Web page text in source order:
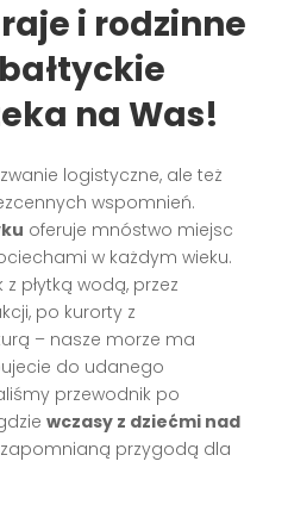
i rodzinne
na Was!
logistyczne, ale też
wspomnień.
oferuje mnóstwo miejsc
w każdym wieku.
płytką wodą, przez
po kurorty z
– nasze morze ma
do udanego
przewodnik po
wczasy z dziećmi nad
przygodą dla